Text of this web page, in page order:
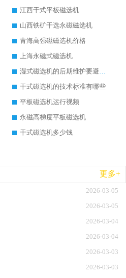
江西干式平板磁选机
山西铁矿干选永磁磁选机
青海高强磁磁选机价格
上海永磁式磁选机
湿式磁选机的后期维护要避开哪些坑
干式磁选机的技术标准有哪些
平板磁选机运行视频
永磁高梯度平板磁选机
干式磁选机多少钱
更多+
2026-03-05
2026-03-05
2026-03-04
2026-03-04
2026-03-03
2026-03-03